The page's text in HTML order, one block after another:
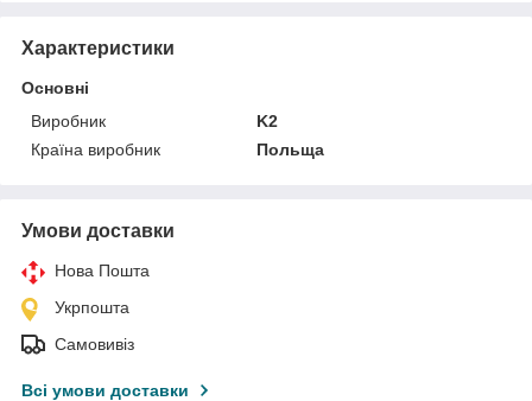
Характеристики
Основні
Виробник
K2
Країна виробник
Польща
Умови доставки
Нова Пошта
Укрпошта
Самовивіз
Всі умови доставки